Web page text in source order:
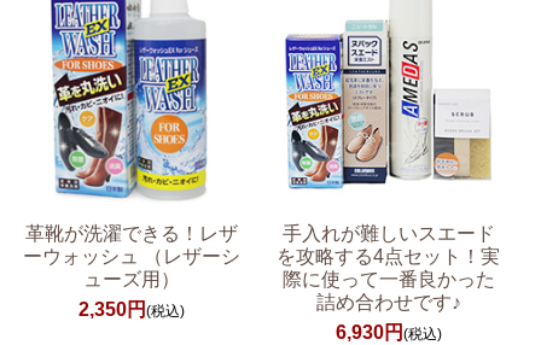
革靴が洗濯できる！レザ
ーウォッシュ （レザーシ
ューズ用）
2,350円(税込)
手入れが難しいスエード
を攻略する4点セット！実
際に使って一番良かった
詰め合わせです♪
6,930円 (税込)